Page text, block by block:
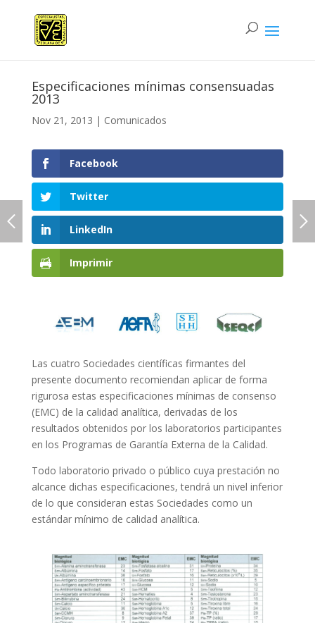
Especificaciones mínimas consensuadas
2013
Nov 21, 2013 | Comunicados
Facebook
Twitter
LinkedIn
Imprimir
Las cuatro Sociedades científicas firmantes del
presente documento recomiendan aplicar de forma
rigurosa estas especificaciones mínimas de consenso
(EMC) de la calidad analítica, derivadas de los
resultados obtenidos por los laboratorios participantes
en los Programas de Garantía Externa de la Calidad.
Todo laboratorio privado o público cuya prestación no
alcance dichas especificaciones, tendrá un nivel inferior
de lo que consideran estas Sociedades como un
estándar mínimo de calidad analítica.